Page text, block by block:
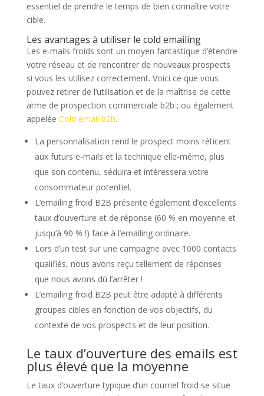
essentiel de prendre le temps de bien connaître votre
cible.
Les avantages à utiliser le cold emailing
Les e-mails froids sont un moyen fantastique d’étendre
votre réseau et de rencontrer de nouveaux prospects
si vous les utilisez correctement. Voici ce que vous
pouvez retirer de l’utilisation et de la maîtrise de cette
arme de prospection commerciale b2b ; ou également
appelée Cold email b2b.
La personnalisation rend le prospect moins réticent
aux futurs e-mails et la technique elle-même, plus
que son contenu, séduira et intéressera votre
consommateur potentiel.
L’emailing froid B2B présente également d’excellents
taux d’ouverture et de réponse (60 % en moyenne et
jusqu’à 90 % !) face à l’emailing ordinaire.
Lors d’un test sur une campagne avec 1000 contacts
qualifiés, nous avons reçu tellement de réponses
que nous avons dû l’arrêter !
L’emailing froid B2B peut être adapté à différents
groupes cibles en fonction de vos objectifs, du
contexte de vos prospects et de leur position.
Le taux d’ouverture des emails est
plus élevé que la moyenne
Le taux d’ouverture typique d’un courriel froid se situe